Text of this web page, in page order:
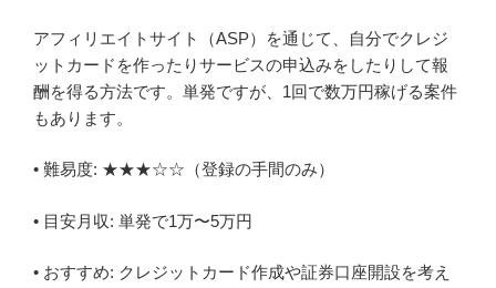
アフィリエイトサイト（ASP）を通じて、自分でクレジ
ットカードを作ったりサービスの申込みをしたりして報
酬を得る方法です。単発ですが、1回で数万円稼げる案件
もあります。
• 難易度: ★★★☆☆（登録の手間のみ）
• 目安月収: 単発で1万〜5万円
• おすすめ: クレジットカード作成や証券口座開設を考え